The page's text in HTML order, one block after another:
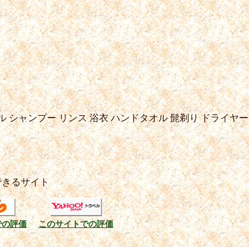
シャンプーリンス浴衣ハンドタオル髭剃りドライヤー
るサイト
評価 このサイトでの評価